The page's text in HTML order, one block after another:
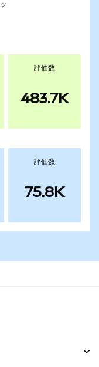
評価数
483.7K
評価数
75.8K